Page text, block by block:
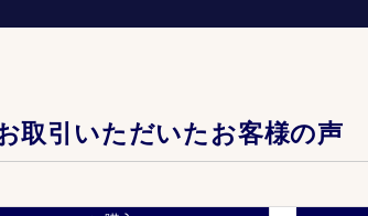
取引いただいたお客様の声